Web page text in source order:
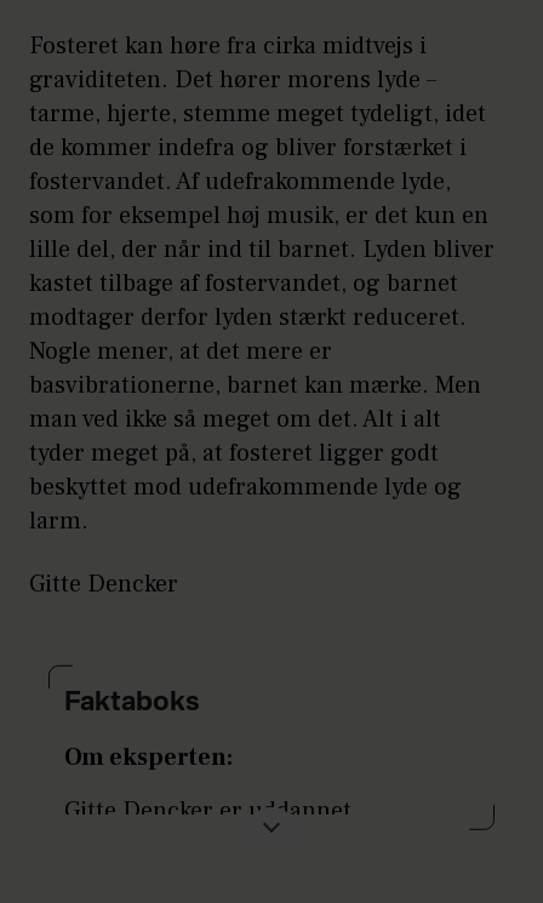
Fosteret kan høre fra cirka midtvejs i
graviditeten. Det hører morens lyde –
tarme, hjerte, stemme meget tydeligt, idet
de kommer indefra og bliver forstærket i
fostervandet. Af udefrakommende lyde,
som for eksempel høj musik, er det kun en
lille del, der når ind til barnet. Lyden bliver
kastet tilbage af fostervandet, og barnet
modtager derfor lyden stærkt reduceret.
Nogle mener, at det mere er
basvibrationerne, barnet kan mærke. Men
man ved ikke så meget om det. Alt i alt
tyder meget på, at fosteret ligger godt
beskyttet mod udefrakommende lyde og
larm.
Gitte Dencker
Faktaboks
Om eksperten:
Gitte Dencker er uddannet